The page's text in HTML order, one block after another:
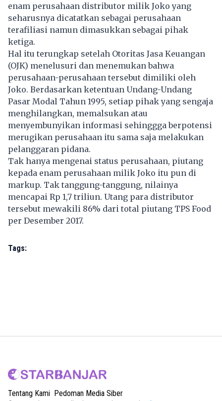
enam perusahaan distributor milik Joko yang
seharusnya dicatatkan sebagai perusahaan
terafiliasi namun dimasukkan sebagai pihak
ketiga.
Hal itu terungkap setelah Otoritas Jasa Keuangan
(OJK) menelusuri dan menemukan bahwa
perusahaan-perusahaan tersebut dimiliki oleh
Joko. Berdasarkan ketentuan Undang-Undang
Pasar Modal Tahun 1995, setiap pihak yang sengaja
menghilangkan, memalsukan atau
menyembunyikan informasi sehinggga berpotensi
merugikan perusahaan itu sama saja melakukan
pelanggaran pidana.
Tak hanya mengenai status perusahaan, piutang
kepada enam perusahaan milik Joko itu pun di
markup. Tak tanggung-tanggung, nilainya
mencapai Rp 1,7 triliun. Utang para distributor
tersebut mewakili 86% dari total piutang TPS Food
per Desember 2017.
Tags:
Tentang Kami Pedoman Media Siber